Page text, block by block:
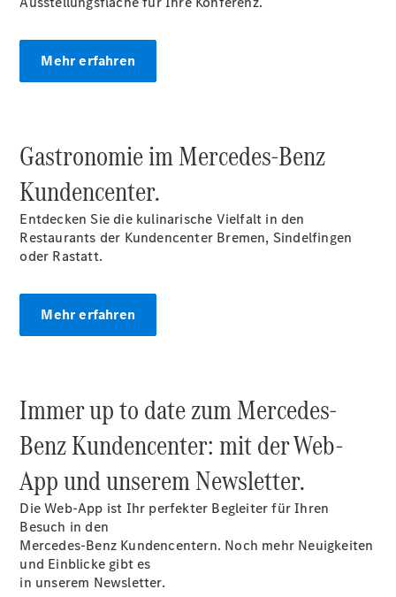
Lang
Klasse
SUVs
Der neue
GLA
GLA
EQA –
elektrisch
G-Klasse –
elektrisch
Mercedes-
Maybach
EQS SUV –
elektrisch
GLB
Der neue
GLB –
Mehr erfahren
Gastronomie im Mercedes‑Benz
Kundencenter.
Entdecken Sie die kulinarische Vielfalt in den
Restaurants der Kundencenter Bremen, Sindelfingen
oder Rastatt.
Mehr erfahren
Immer up to date zum Mercedes-
Benz Kundencenter: mit der Web-
App und unserem Newsletter.
Die Web-App ist Ihr perfekter Begleiter für Ihren
Besuch in den
Mercedes-Benz Kundencentern. Noch mehr Neuigkeiten
und Einblicke gibt es
in unserem Newsletter.